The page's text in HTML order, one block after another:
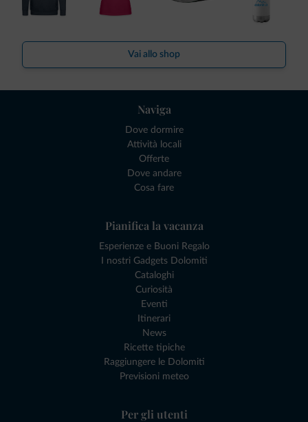
Vai allo shop
Naviga
Dove dormire
Attività locali
Offerte
Dove andare
Cosa fare
Pianifica la vacanza
Esperienze e Buoni Regalo
I nostri Gadgets Dolomiti
Cataloghi
Curiosità
Eventi
Itinerari
News
Ricette tipiche
Raggiungere le Dolomiti
Previsioni meteo
Per gli utenti